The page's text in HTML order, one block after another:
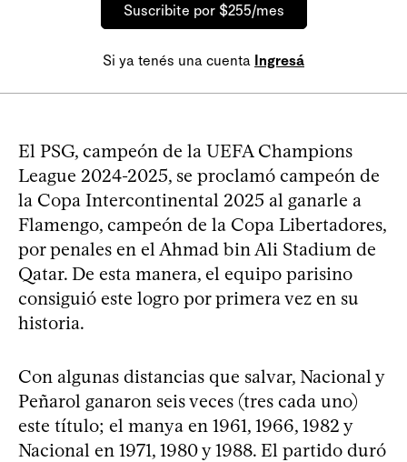
Suscribite por $255/mes
Si ya tenés una cuenta Ingresá
El PSG, campeón de la UEFA Champions
League 2024-2025, se proclamó campeón de
la Copa Intercontinental 2025 al ganarle a
Flamengo, campeón de la Copa Libertadores,
por penales en el Ahmad bin Ali Stadium de
Qatar. De esta manera, el equipo parisino
consiguió este logro por primera vez en su
historia.
Con algunas distancias que salvar, Nacional y
Peñarol ganaron seis veces (tres cada uno)
este título; el manya en 1961, 1966, 1982 y
Nacional en 1971, 1980 y 1988. El partido duró